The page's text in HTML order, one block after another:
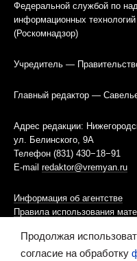
Федеральной службой по
информационных
(Роскомнадзор)
Учредитель —
Главный редактор —
Адрес редакции:
ул. Белинского, 9А
Телефон (831) 430−18−91
E-mail redaktor@vremyan.ru
Информация об агентстве
Правила использования
Информационная политика
Продолжая
согласие на обработку